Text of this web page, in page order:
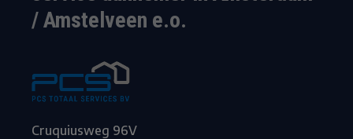
/ Amstelveen e.o.
Cruquiusweg 96V